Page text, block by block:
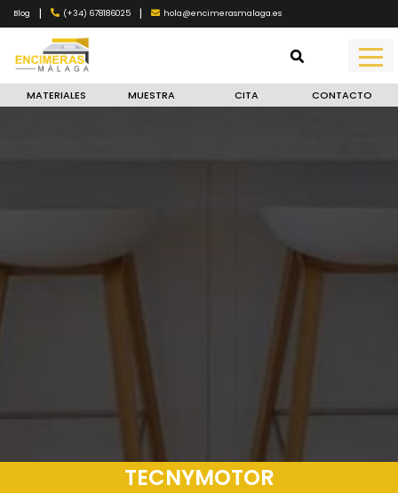
Blog | (+34) 678186025 | hola@encimerasmalaga.es
MATERIALES MUESTRA CITA CONTACTO
TECNYMOTOR